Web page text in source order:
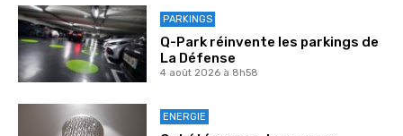
PARKINGS
Q-Park réinvente les parkings de
La Défense
4 août 2026 à 8h58
ENERGIE